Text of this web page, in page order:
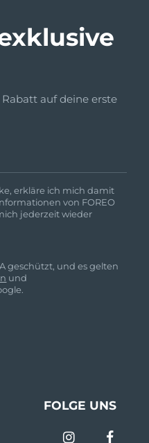
auf deine erste
erkläre ich mich damit
von FOREO
jederzeit wieder
geschützt, und es gelten
und
FOLGE UNS